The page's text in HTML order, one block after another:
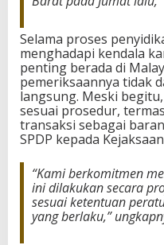
Selama proses
menghadapi kendala
penting berada di
pemeriksaannya tidak
langsung. Meski
sesuai prosedur,
transaksi sebagai
SPDP kepada
“Kami berkomitmen
ini dilakukan secara
sesuai ketentuan
yang berlaku,”